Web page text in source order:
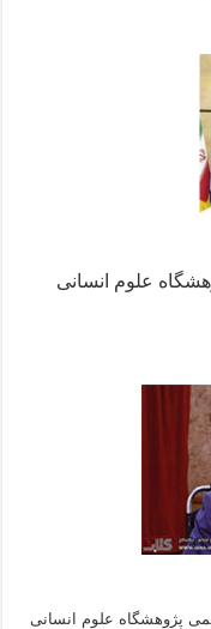
علوم انسانی
پژوهشگاه علوم انسانی